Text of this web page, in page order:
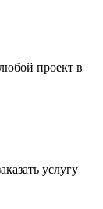
проект в
услугу